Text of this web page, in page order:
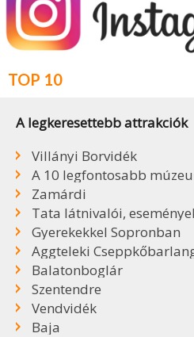
TOP 10
A legkeresettebb attrakciók
Villányi Borvidék
A 10 legfontosabb
Zamárdi
Tata látnivalói,
Gyerekekkel Sopronban
Aggteleki Cseppkőbarlang
Balatonboglár
Szentendre
Vendvidék
Baja